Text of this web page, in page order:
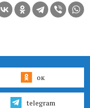
ок
telegram